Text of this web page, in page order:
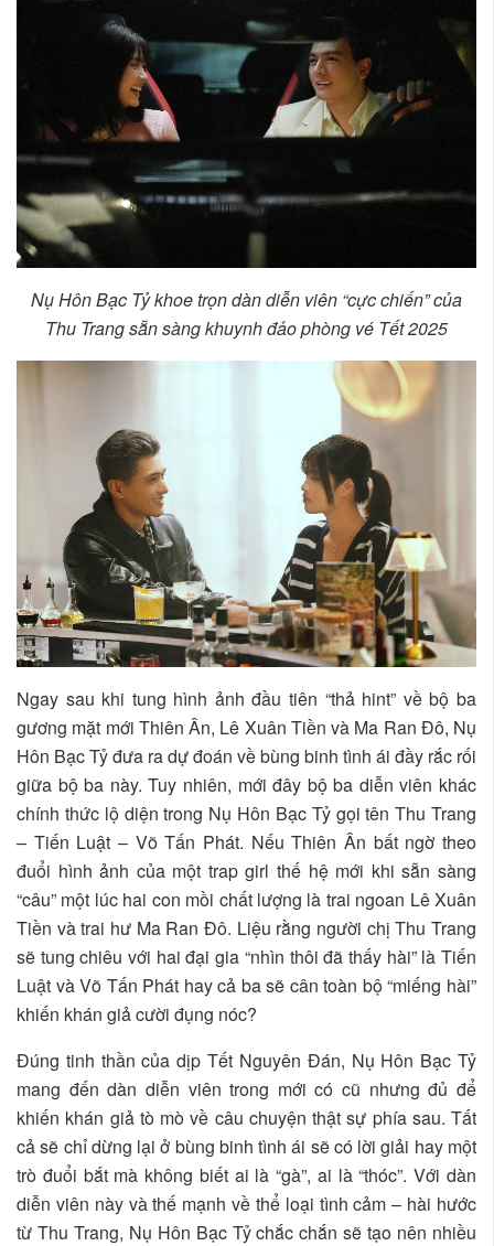
Nụ Hôn Bạc Tỷ khoe trọn dàn diễn viên “cực chiến” của
Thu Trang sẵn sàng khuynh đảo phòng vé Tết 2025
Ngay sau khi tung hình ảnh đầu tiên “thả hint” về bộ ba
gương mặt mới Thiên Ân, Lê Xuân Tiền và Ma Ran Đô, Nụ
Hôn Bạc Tỷ đưa ra dự đoán về bùng binh tình ái đầy rắc rối
giữa bộ ba này. Tuy nhiên, mới đây bộ ba diễn viên khác
chính thức lộ diện trong Nụ Hôn Bạc Tỷ gọi tên Thu Trang
– Tiến Luật – Võ Tấn Phát. Nếu Thiên Ân bất ngờ theo
đuổi hình ảnh của một trap girl thế hệ mới khi sẵn sàng
“câu” một lúc hai con mồi chất lượng là trai ngoan Lê Xuân
Tiền và trai hư Ma Ran Đô. Liệu rằng người chị Thu Trang
sẽ tung chiêu với hai đại gia “nhìn thôi đã thấy hài” là Tiến
Luật và Võ Tấn Phát hay cả ba sẽ cân toàn bộ “miếng hài”
khiến khán giả cười đụng nóc?
Đúng tinh thần của dịp Tết Nguyên Đán, Nụ Hôn Bạc Tỷ
mang đến dàn diễn viên trong mới có cũ nhưng đủ để
khiến khán giả tò mò về câu chuyện thật sự phía sau. Tất
cả sẽ chỉ dừng lại ở bùng binh tình ái sẽ có lời giải hay một
trò đuổi bắt mà không biết ai là “gà”, ai là “thóc”. Với dàn
diễn viên này và thế mạnh về thể loại tình cảm – hài hước
từ Thu Trang, Nụ Hôn Bạc Tỷ chắc chắn sẽ tạo nên nhiều